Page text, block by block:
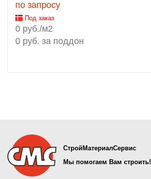
по запросу
Под заказ
0 руб./м2
0 руб. за поддон
СтройМатериалСервис
Мы помогаем Вам строить!